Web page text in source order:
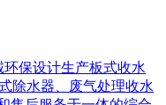
环保设计生产板式收水
除水器、废气处理收水